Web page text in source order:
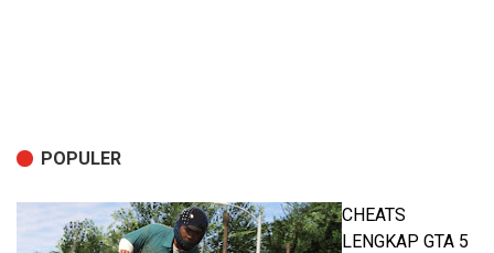
POPULER
CHEATS
LENGKAP GTA 5